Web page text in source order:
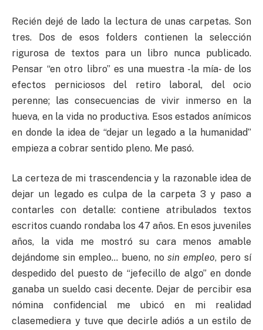
Recién dejé de lado la lectura de unas carpetas. Son
tres. Dos de esos folders contienen la selección
rigurosa de textos para un libro nunca publicado.
Pensar “en otro libro” es una muestra -la mía- de los
efectos perniciosos del retiro laboral, del ocio
perenne; las consecuencias de vivir inmerso en la
hueva, en la vida no productiva. Esos estados anímicos
en donde la idea de “dejar un legado a la humanidad”
empieza a cobrar sentido pleno. Me pasó.
La certeza de mi trascendencia y la razonable idea de
dejar un legado es culpa de la carpeta 3 y paso a
contarles con detalle: contiene atribulados textos
escritos cuando rondaba los 47 años. En esos juveniles
años, la vida me mostró su cara menos amable
dejándome sin empleo… bueno, nosin empleo, pero sí
despedido del puesto de “jefecillo de algo” en donde
ganaba un sueldo casi decente. Dejar de percibir esa
nómina confidencial me ubicó en mi realidad
clasemediera y tuve que decirle adiós a un estilo de